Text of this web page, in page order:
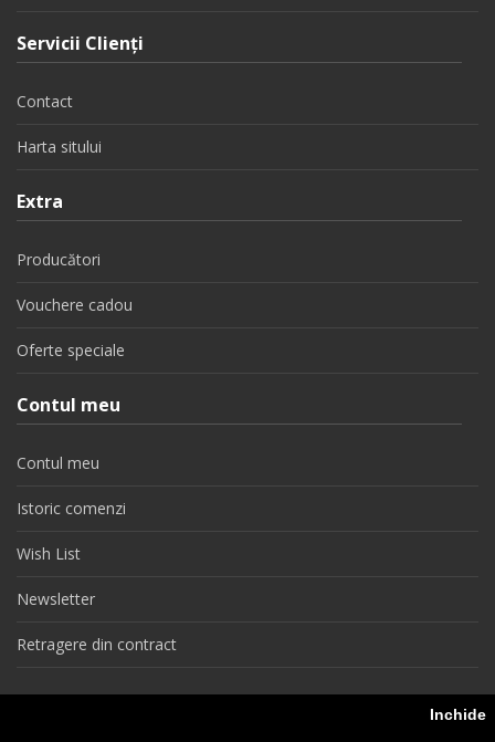
Inchide
Servicii Clienţi
Contact
Harta sitului
Extra
Producători
Vouchere cadou
Oferte speciale
Contul meu
Contul meu
Istoric comenzi
Wish List
Newsletter
Retragere din contract